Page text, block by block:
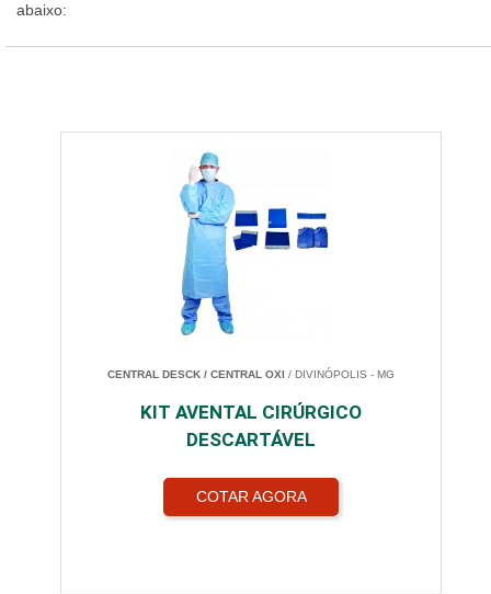
abaixo:
CENTRAL DESCK / CENTRAL OXI / DIVINÓPOLIS - MG
KIT AVENTAL CIRÚRGICO
DESCARTÁVEL
COTAR AGORA